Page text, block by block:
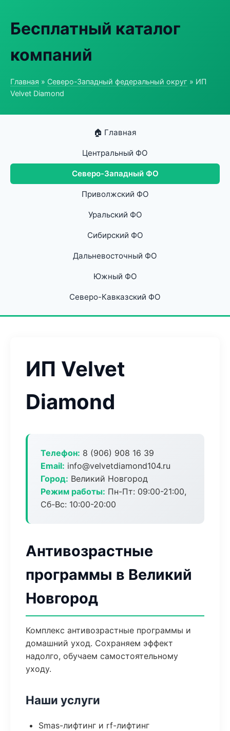
Бесплатный каталог
компаний
Главная » Северо-Западный федеральный округ » ИП
Velvet Diamond
🏠 Главная
Центральный ФО
Северо-Западный ФО
Приволжский ФО
Уральский ФО
Сибирский ФО
Дальневосточный ФО
Южный ФО
Северо-Кавказский ФО
ИП Velvet
Diamond
Телефон: 8 (906) 908 16 39
Email: info@velvetdiamond104.ru
Город: Великий Новгород
Режим работы: Пн-Пт: 09:00-21:00,
Сб-Вс: 10:00-20:00
Антивозрастные
программы в Великий
Новгород
Комплекс антивозрастные программы и
домашний уход. Сохраняем эффект
надолго, обучаем самостоятельному
уходу.
Наши услуги
Smas-лифтинг и rf-лифтинг